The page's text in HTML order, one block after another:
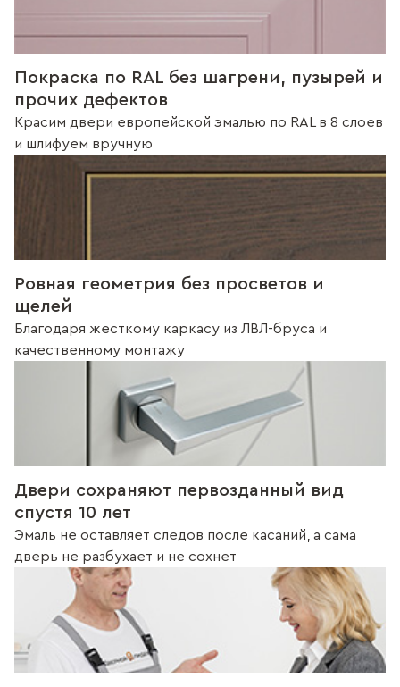
Покраска по RAL без шагрени, пузырей и
прочих дефектов
Красим двери европейской эмалью по RAL в 8 слоев
и шлифуем вручную
Ровная геометрия без просветов и
щелей
Благодаря жесткому каркасу из ЛВЛ-бруса и
качественному монтажу
Двери сохраняют первозданный вид
спустя 10 лет
Эмаль не оставляет следов после касаний, а сама
дверь не разбухает и не сохнет